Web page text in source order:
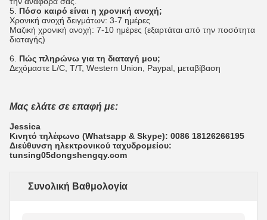
5. Πόσο καιρό είναι η χρονική ανοχή;
Χρονική ανοχή δειγμάτων: 3-7 ημέρες
Μαζική χρονική ανοχή: 7-10 ημέρες (εξαρτάται από την ποσότητα
διαταγής)
6. Πώς πληρώνω για τη διαταγή μου;
Δεχόμαστε L/C, T/T, Western Union, Paypal, μεταβίβαση
Μας ελάτε σε επαφή με:
Jessica
Κινητό τηλέφωνο (Whatsapp & Skype): 0086 18126266195
Διεύθυνση ηλεκτρονικού ταχυδρομείου:
tunsing05dongshengqy.com
Συνολική Βαθμολογία